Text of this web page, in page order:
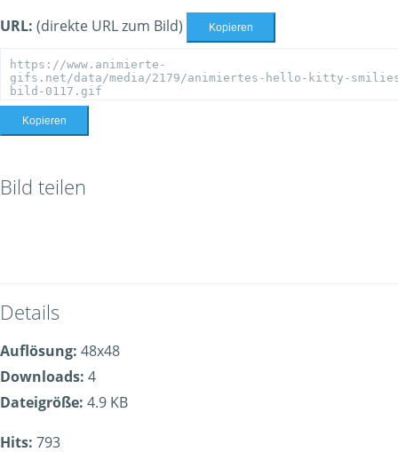
URL: (direkte URL zum Bild) Kopieren
Kopieren
Bild teilen
Details
Auflösung: 48x48
Downloads: 4
Dateigröße: 4.9 KB
Hits: 793